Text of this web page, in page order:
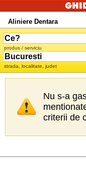
Aliniere Dentara
produs / serviciu
strada, localitate, judet
Nu s-a
criterii de